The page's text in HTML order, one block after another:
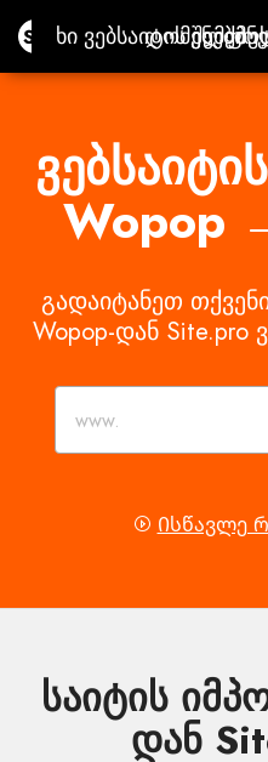
Site.proხი ვებსაიტის
ხი ვებსაიტისდომენები
დომენები
Wopop
გადაიტანეთ
Wopop-დან Site.pro
Ისწავლე
საიტის
დან